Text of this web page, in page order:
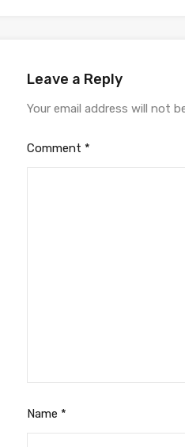
Leave a Reply
Your email address will not
Comment *
Name *